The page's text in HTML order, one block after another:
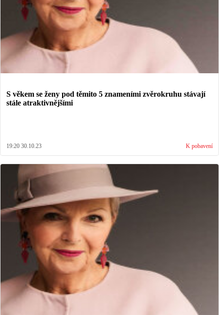
S věkem se ženy pod těmito 5 znameními zvěrokruhu stávají
stále atraktivnějšími
19:20 30.10.23 K pobavení